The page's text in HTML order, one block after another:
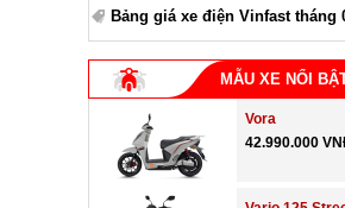
Bảng giá xe điện Vinfast tháng
MẪU XE NỔI
Vora
42.990.000